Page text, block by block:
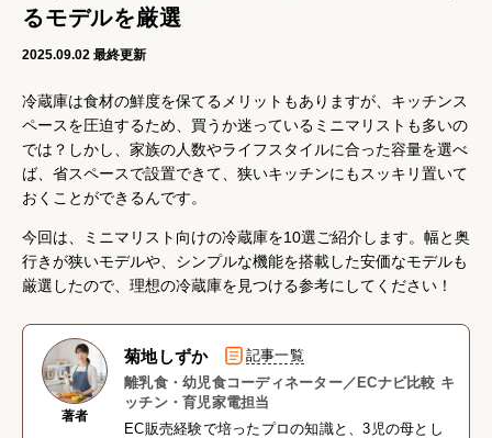
るモデルを厳選
2025.09.02 最終更新
冷蔵庫は食材の鮮度を保てるメリットもありますが、キッチンス
ペースを圧迫するため、買うか迷っているミニマリストも多いの
では？しかし、家族の人数やライフスタイルに合った容量を選べ
ば、省スペースで設置できて、狭いキッチンにもスッキリ置いて
おくことができるんです。
今回は、ミニマリスト向けの冷蔵庫を10選ご紹介します。幅と奥
行きが狭いモデルや、シンプルな機能を搭載した安価なモデルも
厳選したので、理想の冷蔵庫を見つける参考にしてください！
著者
菊地しずか
記事一覧
離乳食・幼児食コーディネーター／ECナビ比較 キ
ッチン・育児家電担当
EC販売経験で培ったプロの知識と、3児の母とし